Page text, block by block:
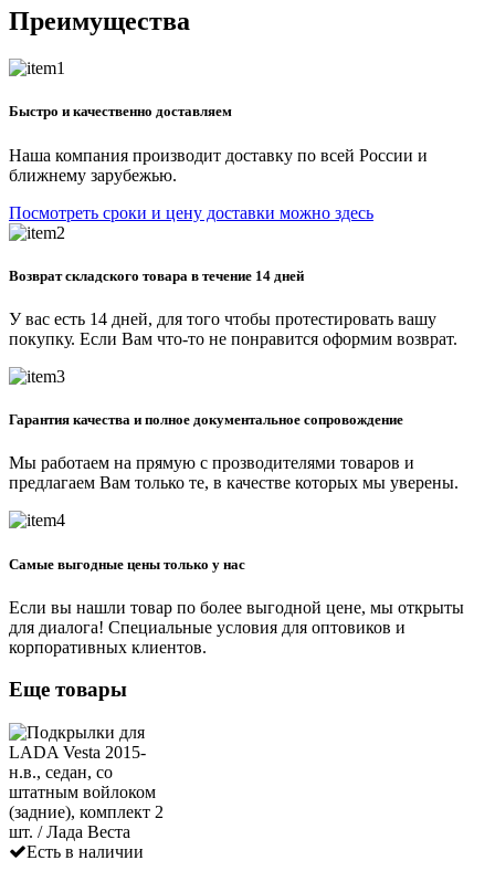
Преимущества
Быстро и качественно доставляем
Наша компания производит доставку по всей России и
ближнему зарубежью.
Посмотреть сроки и цену доставки можно здесь
Возврат складского товара в течение 14 дней
У вас есть 14 дней, для того чтобы протестировать вашу
покупку. Если Вам что-то не понравится оформим возврат.
Гарантия качества и полное документальное сопровождение
Мы работаем на прямую с прозводителями товаров и
предлагаем Вам только те, в качестве которых мы уверены.
Самые выгодные цены только у нас
Если вы нашли товар по более выгодной цене, мы открыты
для диалога! Специальные условия для оптовиков и
корпоративных клиентов.
Еще товары
Есть в наличии